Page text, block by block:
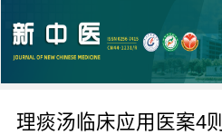
理痰汤临床应用医案4则